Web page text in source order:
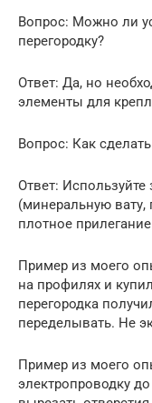
Вопрос: Можно ли
перегородку?
Ответ: Да, но
элементы для
Вопрос: Как
Ответ:
(минеральную вату,
плотное
Пример из моего
на профилях и
перегородка
переделывать. Не
Пример из моего
электропроводку